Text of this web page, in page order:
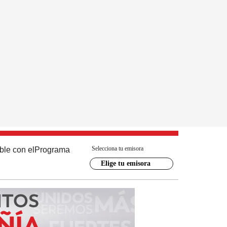
con el Programa Selecciona tu emisora
Elige tu emisora